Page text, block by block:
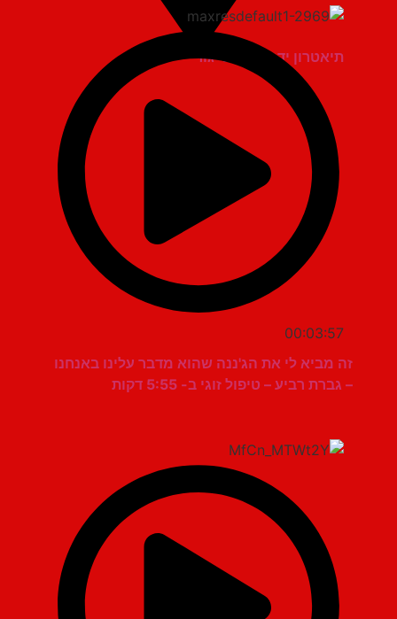
תיאטרון יד למגינים יגור
00:03:57
זה מביא לי את הג'ננה שהוא מדבר עלינו באנחנו
– גברת רביע – טיפול זוגי ב- 5:55 דקות